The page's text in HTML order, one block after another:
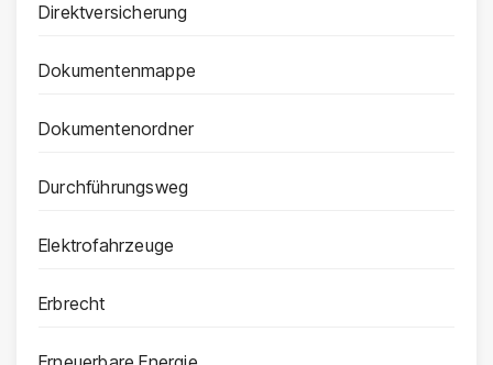
Direktversicherung
Dokumentenmappe
Dokumentenordner
Durchführungsweg
Elektrofahrzeuge
Erbrecht